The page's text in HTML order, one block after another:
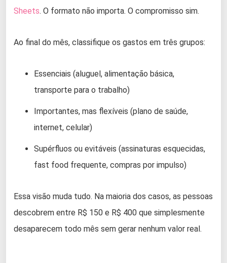
Sheets. O formato não importa. O compromisso sim.
Ao final do mês, classifique os gastos em três grupos:
Essenciais (aluguel, alimentação básica,
transporte para o trabalho)
Importantes, mas flexíveis (plano de saúde,
internet, celular)
Supérfluos ou evitáveis (assinaturas esquecidas,
fast food frequente, compras por impulso)
Essa visão muda tudo. Na maioria dos casos, as pessoas
descobrem entre R$ 150 e R$ 400 que simplesmente
desaparecem todo mês sem gerar nenhum valor real.